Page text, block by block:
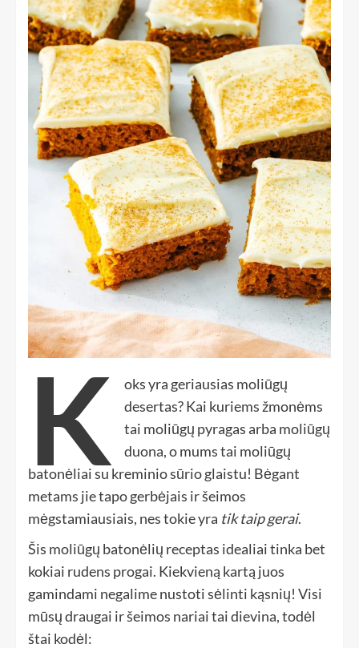
K
oks yra geriausias moliūgų
desertas? Kai kuriems žmonėms
tai moliūgų pyragas arba moliūgų
duona, o mums tai moliūgų
batonėliai su kreminio sūrio glaistu! Bėgant
metams jie tapo gerbėjais ir šeimos
mėgstamiausiais, nes tokie yra tik taip gerai.
Šis moliūgų batonėlių receptas idealiai tinka bet
kokiai rudens progai. Kiekvieną kartą juos
gamindami negalime nustoti sėlinti kąsnių! Visi
mūsų draugai ir šeimos nariai tai dievina, todėl
štai kodėl: